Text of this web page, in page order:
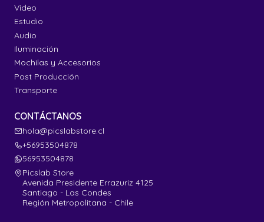
Video
Estudio
Audio
Iluminación
Mochilas y Accesorios
Post Producción
Transporte
CONTÁCTANOS
hola@picslabstore.cl
+56953504878
56953504878
Picslab Store
Avenida Presidente Errazuriz 4125
Santiago - Las Condes
Región Metropolitana - Chile